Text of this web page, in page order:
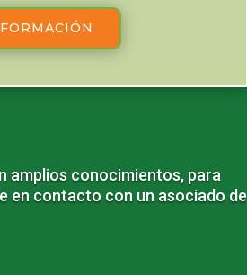
amplios conocimientos, para
en contacto con un asociado de